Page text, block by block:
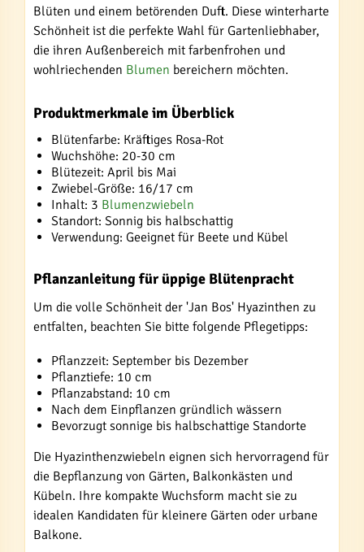
Blüten und einem betörenden Duft. Diese winterharte
Schönheit ist die perfekte Wahl für Gartenliebhaber,
die ihren Außenbereich mit farbenfrohen und
wohlriechenden Blumen bereichern möchten.
Produktmerkmale im Überblick
Blütenfarbe: Kräftiges Rosa-Rot
Wuchshöhe: 20-30 cm
Blütezeit: April bis Mai
Zwiebel-Größe: 16/17 cm
Inhalt: 3 Blumenzwiebeln
Standort: Sonnig bis halbschattig
Verwendung: Geeignet für Beete und Kübel
Pflanzanleitung für üppige Blütenpracht
Um die volle Schönheit der 'Jan Bos' Hyazinthen zu
entfalten, beachten Sie bitte folgende Pflegetipps:
Pflanzzeit: September bis Dezember
Pflanztiefe: 10 cm
Pflanzabstand: 10 cm
Nach dem Einpflanzen gründlich wässern
Bevorzugt sonnige bis halbschattige Standorte
Die Hyazinthenzwiebeln eignen sich hervorragend für
die Bepflanzung von Gärten, Balkonkästen und
Kübeln. Ihre kompakte Wuchsform macht sie zu
idealen Kandidaten für kleinere Gärten oder urbane
Balkone.